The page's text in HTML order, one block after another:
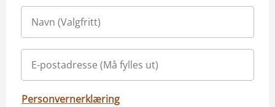
Personvernerklæring